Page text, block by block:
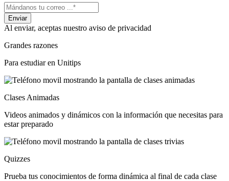
Al enviar, aceptas nuestro aviso de privacidad
Grandes razones
Para estudiar en Unitips
Clases Animadas
Videos animados y dinámicos con la información que necesitas para
estar preparado
Quizzes
Prueba tus conocimientos de forma dinámica al final de cada clase